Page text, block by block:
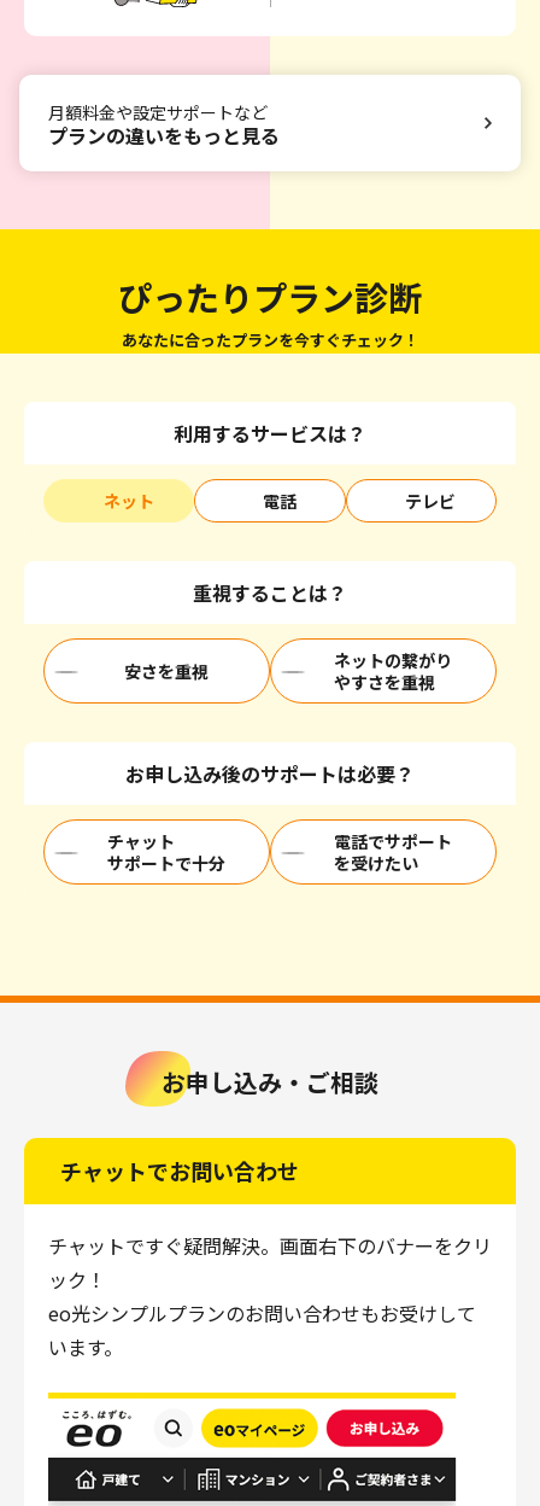
月額料金や設定サポートなど
プランの違いをもっと見る
ぴったりプラン診断
あなたに合ったプランを今すぐチェック！
利用するサービスは？
ネット 電話 テレビ
重視することは？
安さを重視
ネットの繋がり
やすさを重視
お申し込み後のサポートは必要？
チャット
サポートで十分
電話でサポート
を受けたい
お申し込み・ご相談
チャットでお問い合わせ
チャットですぐ疑問解決。画面右下のバナーをクリ
ック！
eo光シンプルプランのお問い合わせもお受けして
います。